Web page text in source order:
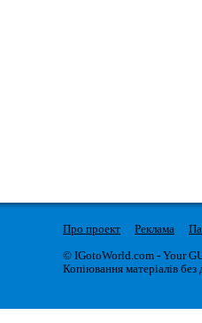
Про проект Реклама
© IGotoWorld.com - Your
Копіювання матеріалів без